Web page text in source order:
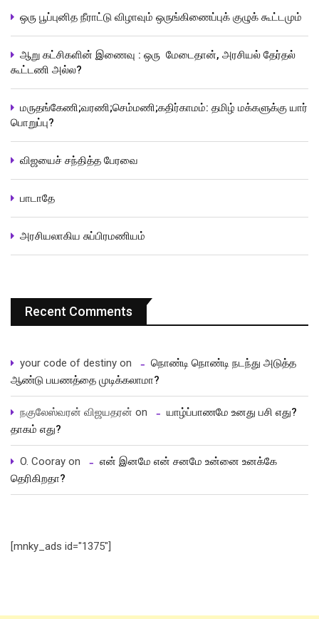
ஒரு பூப்புனித நீராட்டு விழாவும் ஒருங்கிணைப்புக் குழுக் கூட்டமும்
ஆறு கட்சிகளின் இணைவு : ஒரு மேடைதான், அரசியல் தேர்தல்
கூட்டணி அல்ல?
மருதங்கேணி;வரணி;செம்மணி;கதிர்காமம்: தமிழ் மக்களுக்கு யார்
பொறுப்பு?
விஜயைச் சந்தித்த பேரவை
பாடாதே
அரசியலாகிய சுப்பிரமணியம்
Recent Comments
your code of destiny on
நொண்டி நொண்டி நடந்து அடுத்த
ஆண்டு பயணத்தை முடிக்கலாமா?
நகுலேஸ்வரன் விஜயதரன் on
யாழ்ப்பாணமே உனது பசி எது?
தாகம் எது?
O. Cooray on
என் இனமே என் சனமே உன்னை உனக்கே
தெரிகிறதா?
[mnky_ads id="1375"]